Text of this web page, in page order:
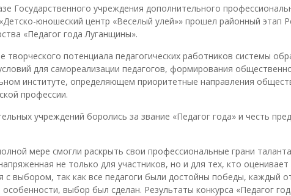
Государственного учреждения дополнительного
юношеский центр «Веселый улей»» прошел районный этап
«Педагог года Луганщины».
творческого потенциала педагогических работников системы
для самореализации педагогов, формирования
институте, определяющем приоритетные направления
профессии.
учреждений боролись за звание «Педагог года» и честь
мере смогли раскрыть свои профессиональные грани
не только для участников, но и для тех, кто
выбором, так как все педагоги были достойны победы, каждый
выбор был сделан. Результаты конкурса «Педагог